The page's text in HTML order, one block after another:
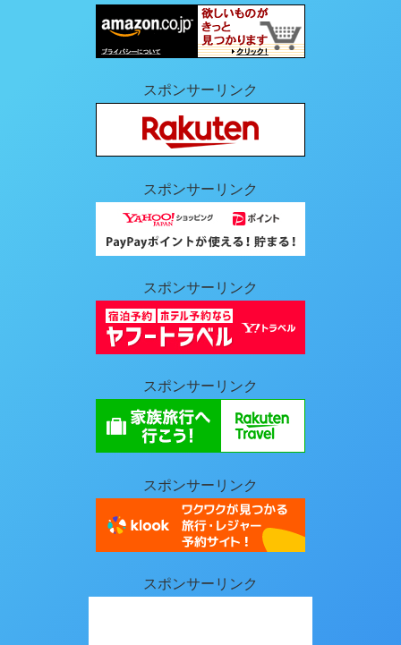
スポンサーリンク
スポンサーリンク
スポンサーリンク
スポンサーリンク
スポンサーリンク
スポンサーリンク